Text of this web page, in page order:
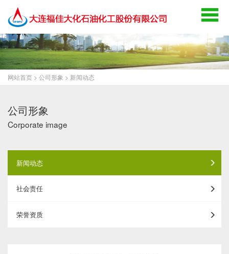
网站首页 > 公司形象 > 新闻动态
公司形象
Corporate image
新闻动态
社会责任
荣誉资质